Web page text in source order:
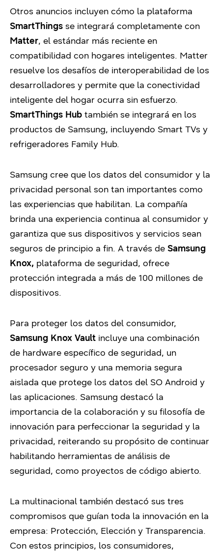
Otros anuncios incluyen cómo la plataforma
SmartThings se integrará completamente con
Matter, el estándar más reciente en
compatibilidad con hogares inteligentes. Matter
resuelve los desafíos de interoperabilidad de los
desarrolladores y permite que la conectividad
inteligente del hogar ocurra sin esfuerzo.
SmartThings Hub también se integrará en los
productos de Samsung, incluyendo Smart TVs y
refrigeradores Family Hub.
Samsung cree que los datos del consumidor y la
privacidad personal son tan importantes como
las experiencias que habilitan. La compañía
brinda una experiencia continua al consumidor y
garantiza que sus dispositivos y servicios sean
seguros de principio a fin. A través de Samsung
Knox, plataforma de seguridad, ofrece
protección integrada a más de 100 millones de
dispositivos.
Para proteger los datos del consumidor,
Samsung Knox Vault incluye una combinación
de hardware específico de seguridad, un
procesador seguro y una memoria segura
aislada que protege los datos del SO Android y
las aplicaciones. Samsung destacó la
importancia de la colaboración y su filosofía de
innovación para perfeccionar la seguridad y la
privacidad, reiterando su propósito de continuar
habilitando herramientas de análisis de
seguridad, como proyectos de código abierto.
La multinacional también destacó sus tres
compromisos que guían toda la innovación en la
empresa: Protección, Elección y Transparencia.
Con estos principios, los consumidores,